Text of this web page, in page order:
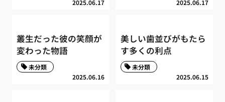
2025.06.17 2025.06.17
叢生だった彼の笑顔が
変わった物語
2025.06.16
未分類
美しい歯並びがもたら
す多くの利点
2025.06.15
未分類